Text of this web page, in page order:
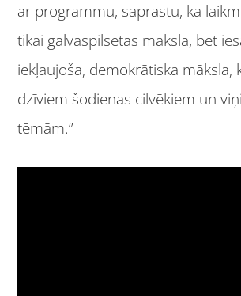
ar programmu, saprastu, ka
tikai galvaspilsētas māksla, bet
iekļaujoša, demokrātiska māksla,
dzīviem šodienas cilvēkiem un
tēmām.”